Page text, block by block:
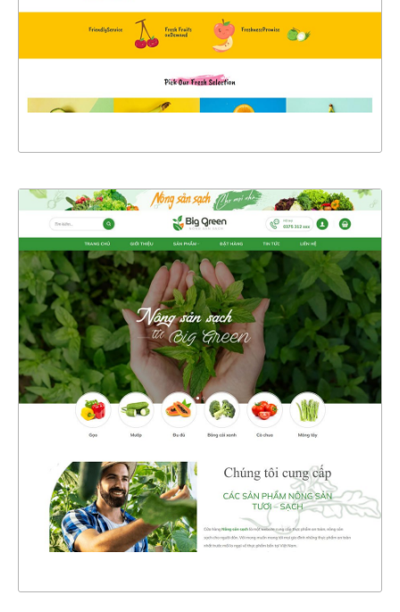
CHI TIẾT
XEM THỰC TẾ
47359
CHI TIẾT
XEM THỰC TẾ